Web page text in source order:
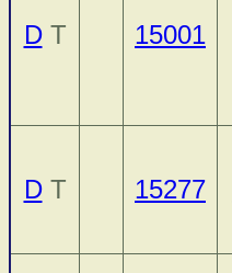
DT 15001
DT 15277